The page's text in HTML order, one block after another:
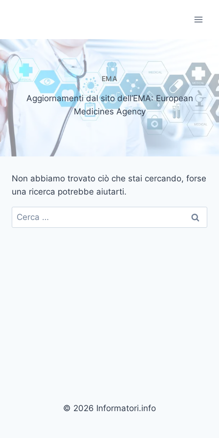
Informatori
EMA
Aggiornamenti dal sito dell’EMA: European
Medicines Agency
Non abbiamo trovato ciò che stai cercando, forse
una ricerca potrebbe aiutarti.
Ricerca
per:
© 2026 Informatori.info